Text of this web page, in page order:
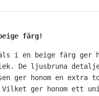
färg!
i en beige färg ger
De ljusbruna
ger honom en extra
Vilket ger honom ett